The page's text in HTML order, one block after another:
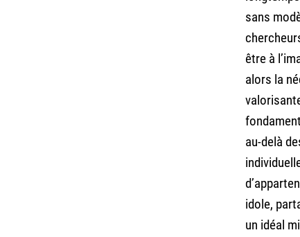
sans
être à
alors la
au-delà
idole,
un idéal